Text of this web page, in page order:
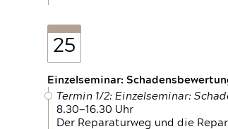
25
Einzelseminar:
Termin 1/2: Einzelseminar:
8.30—16.30 Uhr
Der Reparaturweg und die